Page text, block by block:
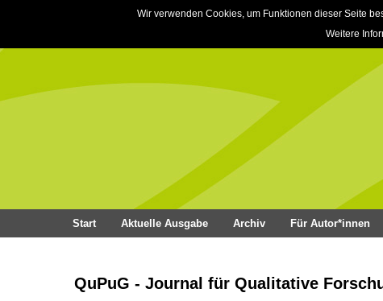
Wir verwenden Cookies, um Funktionen dieser Seite
Weitere
Start Aktuelle Ausgabe Archiv Für Autor*innen
QuPuG - Journal für Qualitative